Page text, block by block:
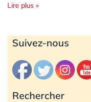
Lire plus »
Suivez-nous
Rechercher
Archives